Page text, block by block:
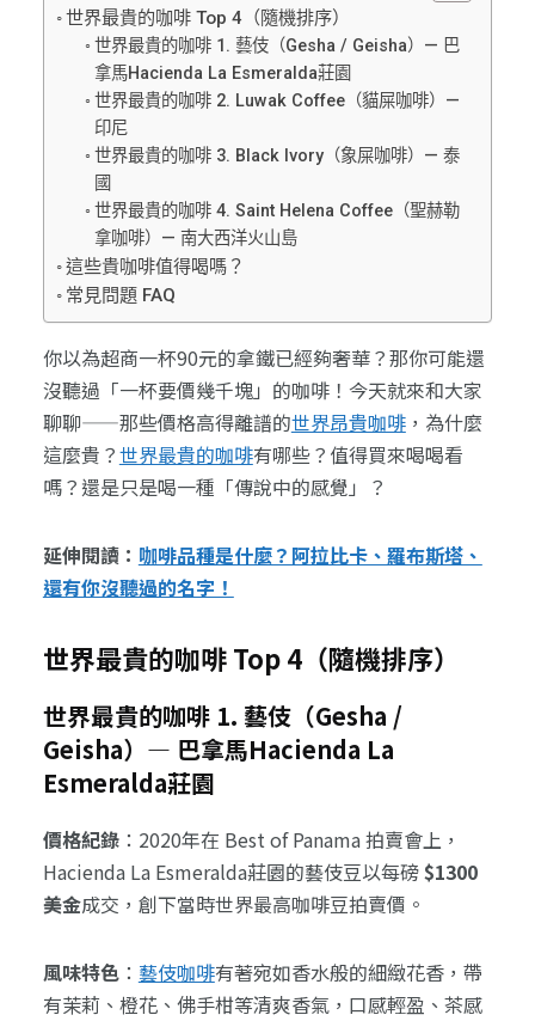
世界最貴的咖啡 Top 4（隨機排序）
世界最貴的咖啡 1. 藝伎（Gesha / Geisha）— 巴
拿馬Hacienda La Esmeralda莊園
世界最貴的咖啡 2. Luwak Coffee（貓屎咖啡）—
印尼
世界最貴的咖啡 3. Black Ivory（象屎咖啡）— 泰
國
世界最貴的咖啡 4. Saint Helena Coffee（聖赫勒
拿咖啡）— 南大西洋火山島
這些貴咖啡值得喝嗎？
常見問題 FAQ
你以為超商一杯90元的拿鐵已經夠奢華？那你可能還
沒聽過「一杯要價幾千塊」的咖啡！今天就來和大家
聊聊——那些價格高得離譜的世界昂貴咖啡，為什麼
這麼貴？世界最貴的咖啡有哪些？值得買來喝喝看
嗎？還是只是喝一種「傳說中的感覺」？
延伸閱讀： 咖啡品種是什麼？阿拉比卡、羅布斯塔、
還有你沒聽過的名字！
世界最貴的咖啡 Top 4（隨機排序）
世界最貴的咖啡 1. 藝伎（Gesha /
Geisha）— 巴拿馬Hacienda La
Esmeralda莊園
價格紀錄：2020年在 Best of Panama 拍賣會上，
Hacienda La Esmeralda莊園的藝伎豆以每磅$1300
美金成交，創下當時世界最高咖啡豆拍賣價。
風味特色： 藝伎咖啡有著宛如香水般的細緻花香，帶
有茉莉、橙花、佛手柑等清爽香氣，口感輕盈、茶感